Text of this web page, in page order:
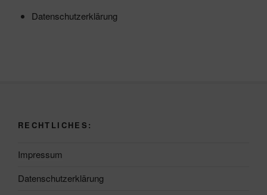
Datenschutzerklärung
RECHTLICHES:
Impressum
Datenschutzerklärung